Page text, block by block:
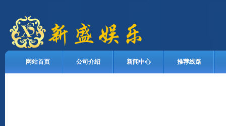
网站首页 公司介绍 新闻中心 推荐线路